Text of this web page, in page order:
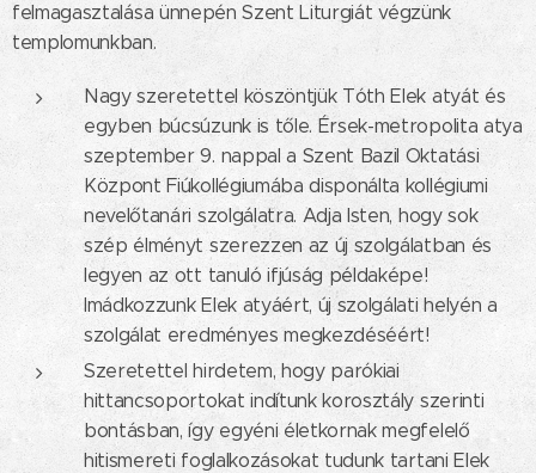
felmagasztalása ünnepén Szent Liturgiát végzünk
templomunkban.
Nagy szeretettel köszöntjük Tóth Elek atyát és
egyben búcsúzunk is tőle. Érsek-metropolita atya
szeptember 9. nappal a Szent Bazil Oktatási
Központ Fiúkollégiumába disponálta kollégiumi
nevelőtanári szolgálatra. Adja Isten, hogy sok
szép élményt szerezzen az új szolgálatban és
legyen az ott tanuló ifjúság példaképe!
Imádkozzunk Elek atyáért, új szolgálati helyén a
szolgálat eredményes megkezdéséért!
Szeretettel hirdetem, hogy parókiai
hittancsoportokat indítunk korosztály szerinti
bontásban, így egyéni életkornak megfelelő
hitismereti foglalkozásokat tudunk tartani Elek